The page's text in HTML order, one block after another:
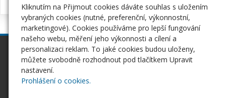
inPage
Webové stránky
Pro začátečníky
Seznámení s inPage
Webhosting
Hosting
Kliknutím na Přijmout cookies dáváte souhlas s uložením
vybraných cookies (nutné, preferenční, výkonnostní,
marketingové). Cookies používáme pro lepší fungování
našeho webu, měření jeho výkonnosti a cílení a
personalizaci reklam. To jaké cookies budou uloženy,
můžete svobodně rozhodnout pod tlačítkem Upravit
nastavení.
Prohlášení o cookies.